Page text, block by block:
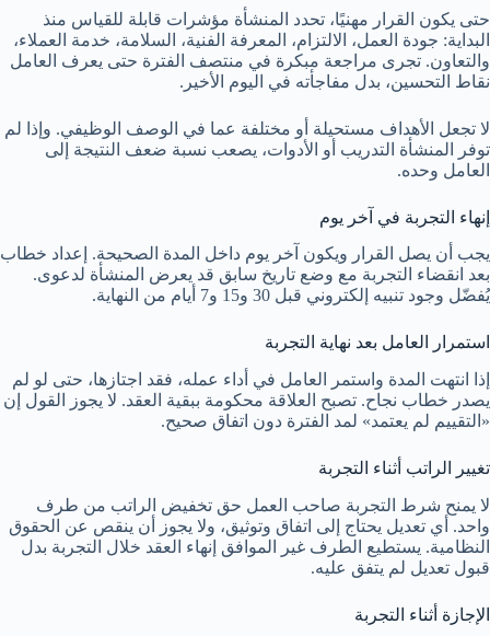
حتى يكون القرار مهنيًا، تحدد المنشأة مؤشرات قابلة للقياس منذ
البداية: جودة العمل، الالتزام، المعرفة الفنية، السلامة، خدمة العملاء،
والتعاون. تجرى مراجعة مبكرة في منتصف الفترة حتى يعرف العامل
نقاط التحسين، بدل مفاجأته في اليوم الأخير.
لا تجعل الأهداف مستحيلة أو مختلفة عما في الوصف الوظيفي. وإذا لم
توفر المنشأة التدريب أو الأدوات، يصعب نسبة ضعف النتيجة إلى
العامل وحده.
إنهاء التجربة في آخر يوم
يجب أن يصل القرار ويكون آخر يوم داخل المدة الصحيحة. إعداد خطاب
بعد انقضاء التجربة مع وضع تاريخ سابق قد يعرض المنشأة لدعوى.
يُفضّل وجود تنبيه إلكتروني قبل 30 و15 و7 أيام من النهاية.
استمرار العامل بعد نهاية التجربة
إذا انتهت المدة واستمر العامل في أداء عمله، فقد اجتازها، حتى لو لم
يصدر خطاب نجاح. تصبح العلاقة محكومة ببقية العقد. لا يجوز القول إن
«التقييم لم يعتمد» لمد الفترة دون اتفاق صحيح.
تغيير الراتب أثناء التجربة
لا يمنح شرط التجربة صاحب العمل حق تخفيض الراتب من طرف
واحد. أي تعديل يحتاج إلى اتفاق وتوثيق، ولا يجوز أن ينقص عن الحقوق
النظامية. يستطيع الطرف غير الموافق إنهاء العقد خلال التجربة بدل
قبول تعديل لم يتفق عليه.
الإجازة أثناء التجربة